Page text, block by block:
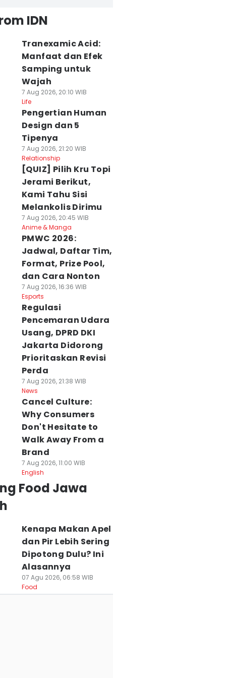
IDN
Tranexamic Acid:
Manfaat dan Efek
Samping untuk
Wajah
7 Aug 2026, 20:10 WIB
Life
Pengertian Human
Design dan 5
Tipenya
7 Aug 2026, 21:20 WIB
Relationship
[QUIZ] Pilih Kru Topi
Jerami Berikut,
Kami Tahu Sisi
Melankolis Dirimu
7 Aug 2026, 20:45 WIB
Anime & Manga
PMWC 2026:
Jadwal, Daftar Tim,
Format, Prize Pool,
dan Cara Nonton
7 Aug 2026, 16:36 WIB
Esports
Regulasi
Pencemaran Udara
Usang, DPRD DKI
Jakarta Didorong
Prioritaskan Revisi
Perda
7 Aug 2026, 21:38 WIB
News
Cancel Culture:
Why Consumers
Don't Hesitate to
Walk Away From a
Brand
7 Aug 2026, 11:00 WIB
English
Food Jawa
Kenapa Makan Apel
dan Pir Lebih Sering
Dipotong Dulu? Ini
Alasannya
07 Agu 2026, 06:58 WIB
Food